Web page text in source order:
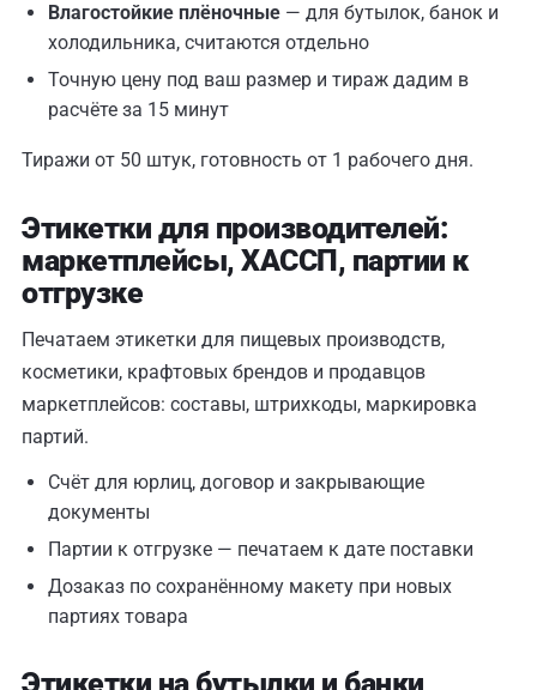
Влагостойкие плёночные — для бутылок, банок и
холодильника, считаются отдельно
Точную цену под ваш размер и тираж дадим в
расчёте за 15 минут
Тиражи от 50 штук, готовность от 1 рабочего дня.
Этикетки для производителей:
маркетплейсы, ХАССП, партии к
отгрузке
Печатаем этикетки для пищевых производств,
косметики, крафтовых брендов и продавцов
маркетплейсов: составы, штрихкоды, маркировка
партий.
Счёт для юрлиц, договор и закрывающие
документы
Партии к отгрузке — печатаем к дате поставки
Дозаказ по сохранённому макету при новых
партиях товара